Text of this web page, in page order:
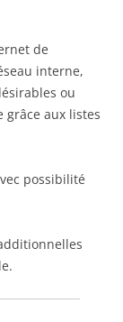
de
interne,
ou
grâce aux listes
possibilité